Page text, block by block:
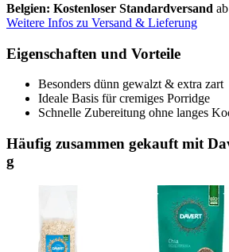
Belgien: Kostenloser Standardversand
Weitere Infos zu Versand & Lieferung
Eigenschaften und Vorteile
Besonders dünn gewalzt & extra zart
Ideale Basis für cremiges Porridge
Schnelle Zubereitung ohne langes
Häufig zusammen gekauft mit
g